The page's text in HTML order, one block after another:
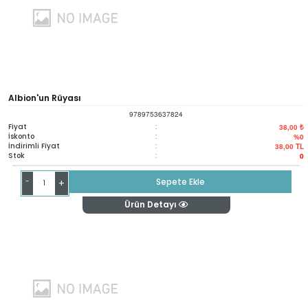
Albion'un Rüyası
9789753637824
Fiyat : 38,00 ₺
İskonto : %0
İndirimli Fiyat : 38,00 TL
Stok : 0
- +
Sepete Ekle
Ürün Detayı